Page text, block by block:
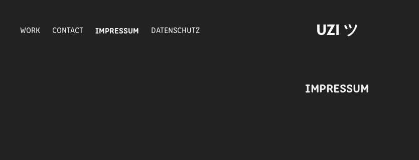
WORK CONTACT IMPRESSUM DATENSCHUTZ UZI ツ
IMPRESSUM